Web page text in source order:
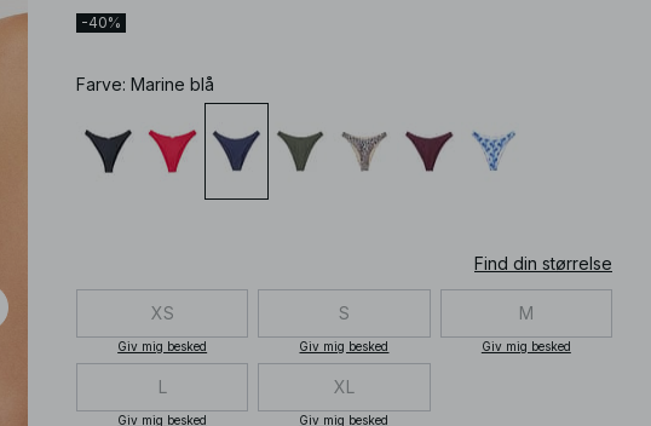
-40%
Farve: Marine blå
Find din størrelse
XS
Giv mig besked
S
Giv mig besked
M
Giv mig besked
L
Giv mig besked
XL
Giv mig besked